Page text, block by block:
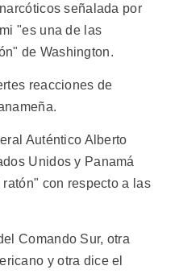
señalada por
"es una de las
de Washington.
reacciones de
Auténtico Alberto
Unidos y Panamá
con respecto a las
Comando Sur, otra
y otra dice el